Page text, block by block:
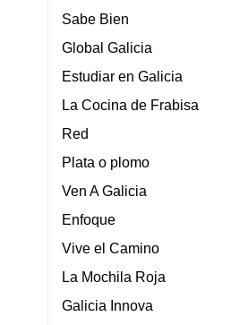
Sabe Bien
Global Galicia
Estudiar en Galicia
La Cocina de Frabisa
Red
Plata o plomo
Ven A Galicia
Enfoque
Vive el Camino
La Mochila Roja
Galicia Innova